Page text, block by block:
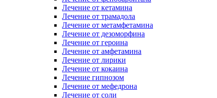
Лечение от кетамина
Лечение от трамадола
Лечение от метамфетамина
Лечение от дезоморфина
Лечение от героина
Лечение от амфетамина
Лечение от лирики
Лечение от кокаина
Лечение гипнозом
Лечение от мефедрона
Лечение от соли